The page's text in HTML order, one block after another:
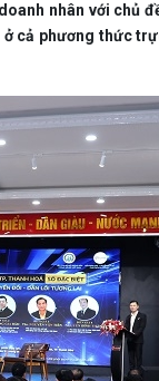
nhân với chủ
cả phương thức